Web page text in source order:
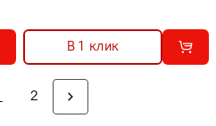
В 1 клик
2